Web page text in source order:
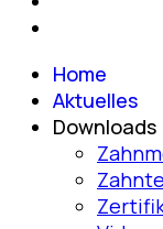
Home
Aktuelles
Downloads